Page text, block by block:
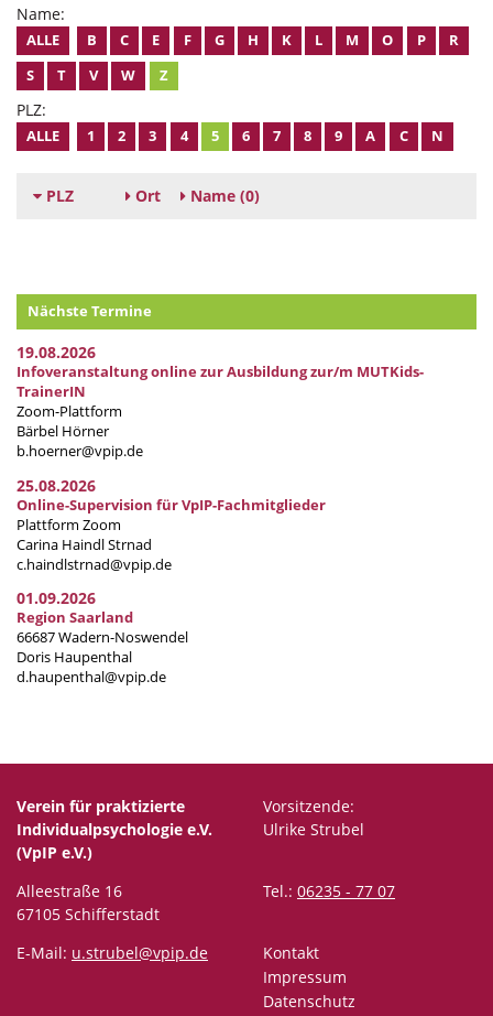
Name:
ALLE B C E F G H K L M O P
R
S
T V W Z
PLZ:
ALLE 1 2 3 4 5 6 7 8 9 A C N
PLZ Ort Name (0)
Nächste Termine
19.08.2026
Infoveranstaltung online zur Ausbildung zur/m MUTKids-
TrainerIN
Zoom-Plattform
Bärbel Hörner
b.hoerner@vpip.de
25.08.2026
Online-Supervision für VpIP-Fachmitglieder
Plattform Zoom
Carina Haindl Strnad
c.haindlstrnad@vpip.de
01.09.2026
Region Saarland
66687 Wadern-Noswendel
Doris Haupenthal
d.haupenthal@vpip.de
Verein für praktizierte
Individualpsychologie e.V.
(VpIP e.V.)
Vorsitzende:
Ulrike Strubel
Alleestraße 16
67105 Schifferstadt
Tel.: 06235 - 77 07
E-Mail: u.strubel@vpip.de
Kontakt
Impressum
Datenschutz